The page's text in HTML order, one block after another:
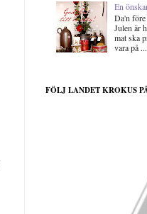
En
Da'n före
Julen är
mat ska
vara på ...
FÖLJ LANDET KROKUS